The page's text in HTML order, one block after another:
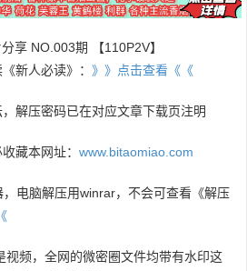
享 NO.003期 【110P2V】
新人必读》： 》》点击查看《《
解压密码已在对应文章下载页注明
藏本网址： www.bitaomiao.com
电脑解压用winrar，不会可查看《解压
视频，全网的微密圈文件均带有水印这